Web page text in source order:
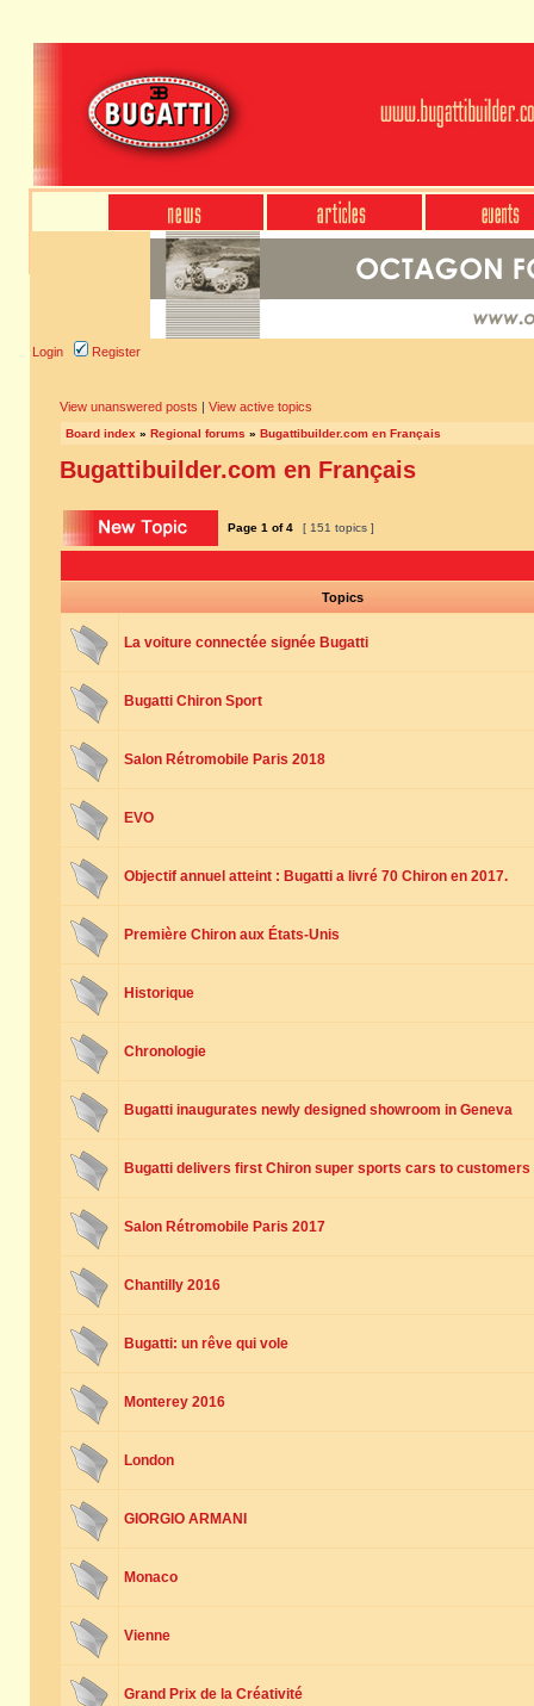
Login Register
View unanswered posts | View active topics
Board index » Regional forums » Bugattibuilder.com en Français
Bugattibuilder.com en Français
Page 1 of4 [ 151 topics ]
Topics
La voiture connectée signée Bugatti
Bugatti Chiron Sport
Salon Rétromobile Paris 2018
EVO
Objectif annuel atteint : Bugatti a livré 70 Chiron en 2017.
Première Chiron aux États-Unis
Historique
Chronologie
Bugatti inaugurates newly designed showroom in Geneva
Bugatti delivers first Chiron super sports cars to customers
Salon Rétromobile Paris 2017
Chantilly 2016
Bugatti: un rêve qui vole
Monterey 2016
London
GIORGIO ARMANI
Monaco
Vienne
Grand Prix de la Créativité